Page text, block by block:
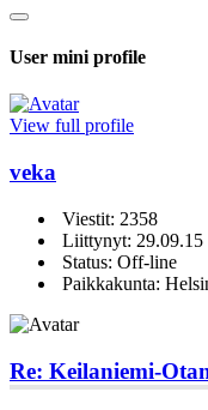
User mini profile
View full profile
veka
Viestit: 2358
Liittynyt: 29.09.15
Status: Off-line
Paikkakunta:
Re: Keilaniemi-